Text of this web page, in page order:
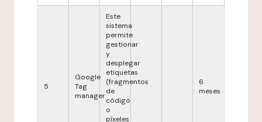
5
Google
Tag
manager
Este
sistema
permite
gestionar
y
desplegar
etiquetas
(fragmentos
de
código
o
píxeles
6
meses